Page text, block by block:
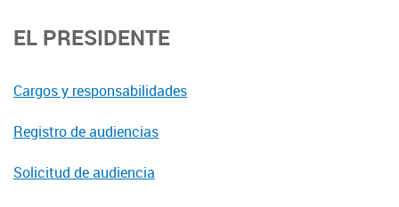
EL PRESIDENTE
Cargos y responsabilidades
Registro de audiencias
Solicitud de audiencia